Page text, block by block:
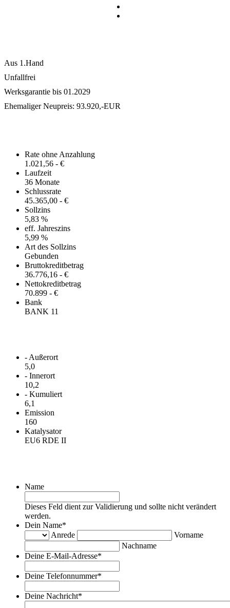
Aus 1.Hand
Unfallfrei
Werksgarantie bis 01.2029
Ehemaliger Neupreis: 93.920,-EUR
Rate ohne Anzahlung
1.021,56 - €
Laufzeit
36 Monate
Schlussrate
45.365,00 - €
Sollzins
5,83 %
eff. Jahreszins
5,99 %
Art des Sollzins
Gebunden
Bruttokreditbetrag
36.776,16 - €
Nettokreditbetrag
70.899 - €
Bank
BANK 11
- Außerort
5,0
- Innerort
10,2
- Kumuliert
6,1
Emission
160
Katalysator
EU6 RDE II
Name
Dieses Feld dient zur Validierung und sollte nicht verändert
werden.
Dein Name*
Anrede
Vorname
Nachname
Deine E-Mail-Adresse*
Deine Telefonnummer*
Deine Nachricht*